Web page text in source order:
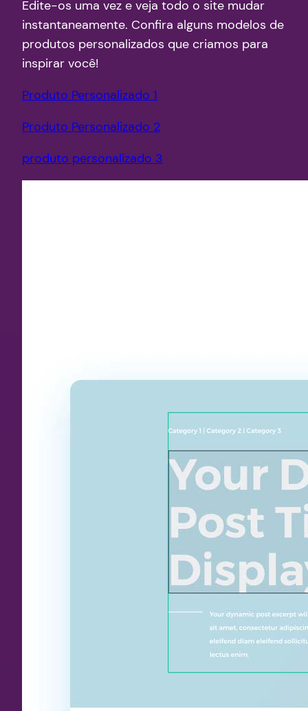
Edite-os uma vez e veja todo o site mudar
instantaneamente. Confira alguns modelos de
produtos personalizados que criamos para
inspirar você!
Produto Personalizado 1
Produto Personalizado 2
produto personalizado 3